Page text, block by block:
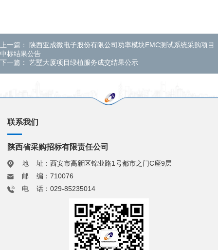
上一篇： 陕西亚成微电子股份有限公司功率模块EMC测试系统采购项目
中标结果公告
下一篇： 艺墅大厦项目绿植服务成交结果公示
联系我们
陕西省采购招标有限责任公司
地 址：西安市高新区锦业路1号都市之门C座9层
邮 编：710076
电 话：029-85235014